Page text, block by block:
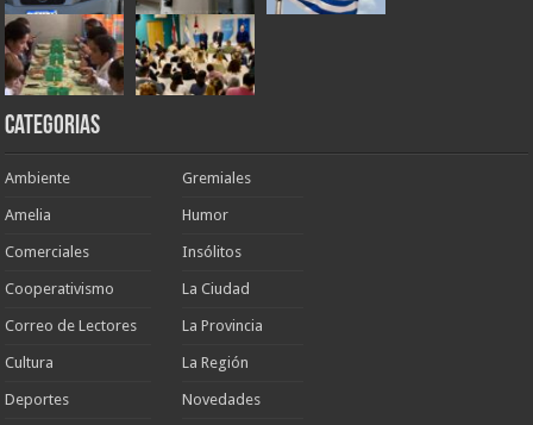
Categorias
Ambiente
Amelia
Comerciales
Cooperativismo
Correo de Lectores
Cultura
Deportes
Gremiales
Humor
Insólitos
La Ciudad
La Provincia
La Región
Novedades